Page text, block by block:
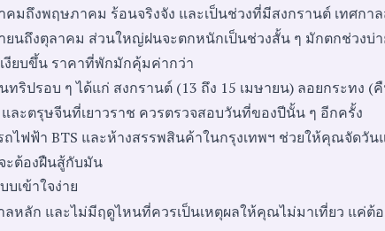
คมถึงพฤษภาคม ร้อนจริงจัง และเป็นช่วงที่มีสงกรานต์ เทศกา
ยนถึงตุลาคม ส่วนใหญ่ฝนจะตกหนักเป็นช่วงสั้น ๆ มักตกช่วงบ่
งียบขึ้น ราคาที่พักมักคุ้มค่ากว่า
ทริปรอบ ๆ ได้แก่ สงกรานต์ (13 ถึง 15 เมษายน) ลอยกระทง (
ละตรุษจีนที่เยาวราช ควรตรวจสอบวันที่ของปีนั้น ๆ อีกครั้ง
ถไฟฟ้า BTS และห้างสรรพสินค้าในกรุงเทพฯ ช่วยให้คุณจัดวั
ะต้องฝืนสู้กับมัน
เข้าใจง่าย
ลหลัก และไม่มีฤดูไหนที่ควรเป็นเหตุผลให้คุณไม่มาเที่ยว แค่ต้